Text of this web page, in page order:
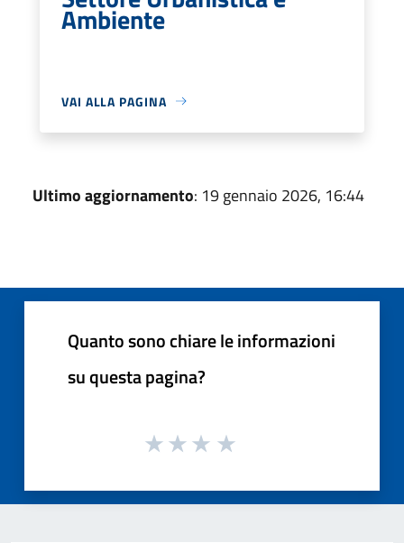
Ambiente
VAI ALLA PAGINA
Ultimo aggiornamento: 19 gennaio 2026, 16:44
Quanto sono chiare le informazioni
su questa pagina?